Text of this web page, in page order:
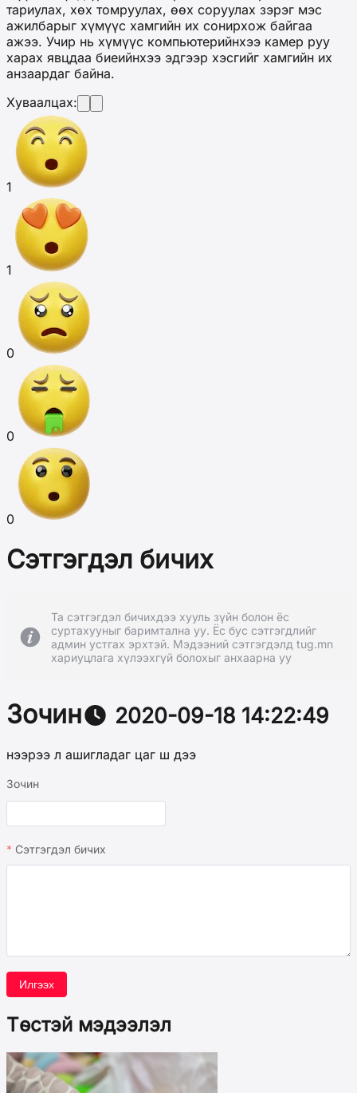
тариулах, хөх томруулах, өөх соруулах зэрэг мэс
ажилбарыг хүмүүс хамгийн их сонирхож байгаа
ажээ. Учир нь хүмүүс компьютерийнхээ камер руу
харах явцдаа биеийнхээ эдгээр хэсгийг хамгийн их
анзаардаг байна.
Хуваалцах:
1
1
0
0
0
Сэтгэгдэл бичих
Та сэтгэгдэл бичихдээ хууль зүйн болон ёс
суртахууныг баримтална уу. Ёс бус сэтгэгдлийг
админ устгах эрхтэй. Мэдээний сэтгэгдэлд tug.mn
хариуцлага хүлээхгүй болохыг анхаарна уу
Зочин 2020-09-18 14:22:49
нээрээ л ашигладаг цаг ш дээ
Зочин
Сэтгэгдэл бичих
Илгээх
Төстэй мэдээлэл